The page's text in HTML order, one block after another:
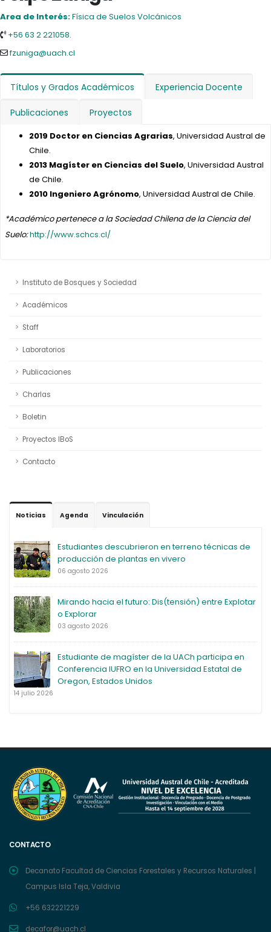
Area de Interés:Física de Suelos Volcánicos
+56 63 2 221058.
fzuniga@uach.cl
Títulos y Grados Académicos Experiencia Docente
Publicaciones Proyectos
2019 Doctor en Ciencias Agrarias, Universidad Austral de
Chile.
2013 Magíster en Ciencias del Suelo, Universidad Austral
de Chile.
2010 Ingeniero Agrónomo, Universidad Austral de Chile.
*Académico pertenece a la Sociedad Chilena de la Ciencia del
Suelo:http://www.schcs.cl/
Instituto de Bosques y Sociedad
Académicos
Staff
Laboratorios
Publicaciones
Charlas
Boletin
Proyectos IBoS
Contacto
Noticias Agenda Vinculación
Estudiantes descubrieron en terreno técnicas de
producción de plantas en vivero
06 agosto 2026
Mirando hacia el futuro: Dis(tensión) entre Explotar
o Explorar
03 agosto 2026
Estudiante de magíster de la UACh participa en
Conferencia IUFRO en la Universidad Estatal de
Oregon, Estados Unidos
14 julio 2026
CONTACTO
Decanato Facultad de Ciencias Forestales y Recursos Naturales |
Campus Isla Teja, Valdivia
+56 632221229
decafor@uach.cl